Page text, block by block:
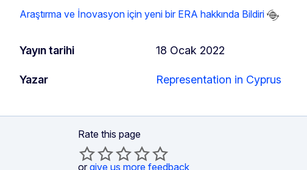
Araştırma ve İnovasyon için yeni bir ERA hakkında Bildiri
Yayın tarihi 18 Ocak 2022
Yazar Representation in Cyprus
Rate this page
or give us more feedback